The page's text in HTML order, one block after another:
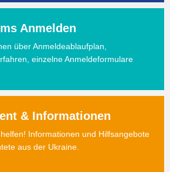
Anmelden
über Anmeldeablaufplan,
einzelne Anmeldeformulare
& Informationen
Informationen und Hilfsangebote
aus der Ukraine.